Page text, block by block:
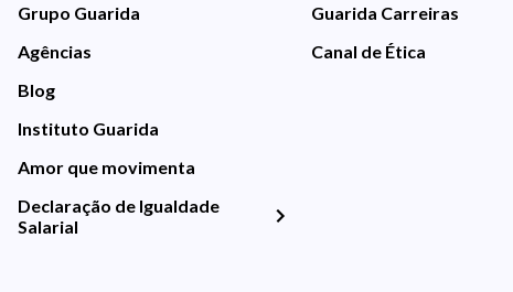
Grupo Guarida
Agências
Blog
Instituto Guarida
Amor que movimenta
Declaração de Igualdade
Salarial
Guarida Carreiras
Canal de Ética